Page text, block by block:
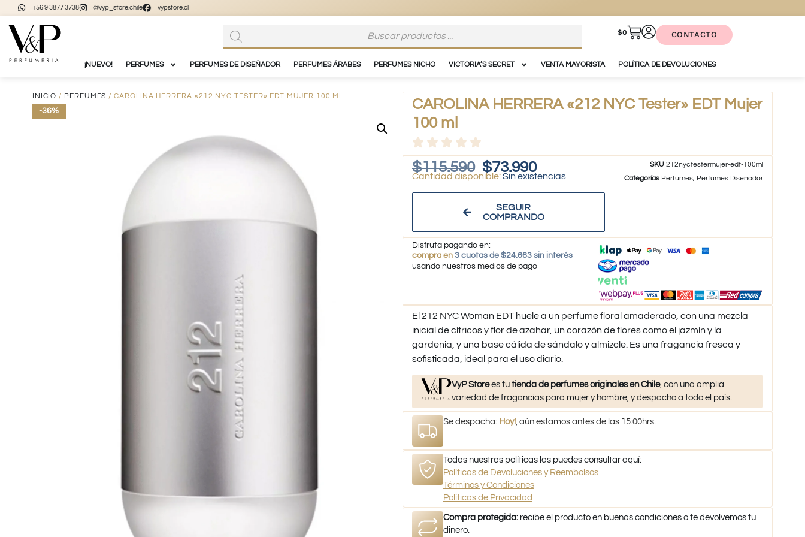
+56 9 3877 3738 @vyp_store.chile vypstore.cl
$0 CONTACTO
¡NUEVO! PERFUMES PERFUMES DE DISEÑADOR PERFUMES ÁRABES PERFUMES NICHO VICTORIA’S SECRET VENTA MAYORISTA POLÍTICA DE DEVOLUCIONES
INICIO / PERFUMES / CAROLINA HERRERA «212 NYC TESTER» EDT MUJER 100 ML
-36%
CAROLINA HERRERA «212 NYC Tester» EDT Mujer
100 ml
$115.590 $73.990
Sin existencias
SEGUIR
COMPRANDO
SKU212nyctestermujer-edt-100ml
Categorías Perfumes, Perfumes Diseñador
Disfruta pagando en:
compra en 3 cuotas de $24.663 sin interés
usando nuestros medios de pago
El 212 NYC Woman EDT huele a un perfume floral amaderado, con una mezcla
inicial de cítricos y flor de azahar, un corazón de flores como el jazmín y la
gardenia, y una base cálida de sándalo y almizcle. Es una fragancia fresca y
sofisticada, ideal para el uso diario.
VyP Storees tutienda de perfumes originales en Chile, con una amplia
variedad de fragancias para mujer y hombre, y despacho a todo el país.
Se despacha: Hoy!, aún estamos antes de las 15:00hrs.
Todas nuestras políticas las puedes consultar aquí:
Políticas de Devoluciones y Reembolsos
Términos y Condiciones
Políticas de Privacidad
Compra protegida: recibe el producto en buenas condiciones o te devolvemos tu
dinero.